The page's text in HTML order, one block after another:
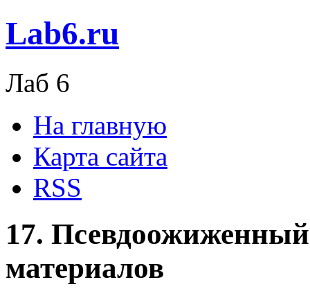
Lab6.ru
Лаб 6
На главную
Карта сайта
RSS
17.
материалов